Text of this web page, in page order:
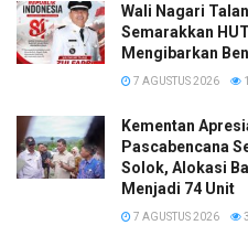
Wali Nagari
Semarakkan
Mengibarkan
7 AGUSTUS 2026
Kementan
Pascabencana
Solok, Alokasi
Menjadi 74 Unit
7 AGUSTUS 2026 3